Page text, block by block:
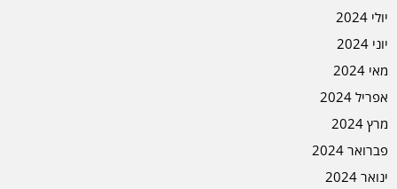
יולי 2024
יוני 2024
מאי 2024
אפריל 2024
מרץ 2024
פברואר 2024
ינואר 2024